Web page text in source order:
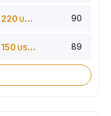
220 USDT 90
150 USDT 89